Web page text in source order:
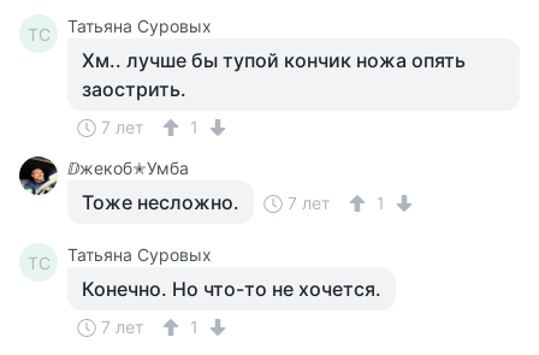
ТС Татьяна Суровых
Хм.. лучше бы тупой кончик ножа опять
заострить.
7 лет
1
ⅅжекоб✭Умба
Тоже несложно. 7 лет 1
ТС Татьяна Суровых
Конечно. Но что-то не хочется.
7 лет
1